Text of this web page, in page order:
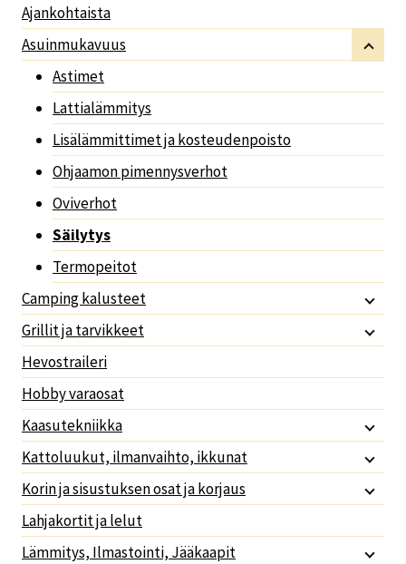
Ajankohtaista
Asuinmukavuus
Astimet
Lattialämmitys
Lisälämmittimet ja kosteudenpoisto
Ohjaamon pimennysverhot
Oviverhot
Säilytys
Termopeitot
Camping kalusteet
Grillit ja tarvikkeet
Hevostraileri
Hobby varaosat
Kaasutekniikka
Kattoluukut, ilmanvaihto, ikkunat
Korin ja sisustuksen osat ja korjaus
Lahjakortit ja lelut
Lämmitys, Ilmastointi, Jääkaapit